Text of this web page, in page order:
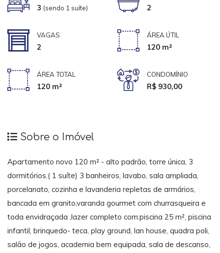
3 (sendo 1 suíte) 2
VAGAS
2
ÁREA ÚTIL
120 m²
ÁREA TOTAL
120 m²
CONDOMÍNIO
R$ 930,00
Sobre o Imóvel
Apartamento novo 120 m² - alto padrão, torre única, 3
dormitórios.( 1 suíte) 3 banheiros, lavabo, sala ampliada,
porcelanato, cozinha e lavanderia repletas de armários,
bancada em granito,varanda gourmet com churrasqueira e
toda envidraçada ,lazer completo com:piscina 25 m², piscina
infantil, brinquedo- teca, play ground, lan house, quadra poli,
salão de jogos, academia bem equipada, sala de descanso,